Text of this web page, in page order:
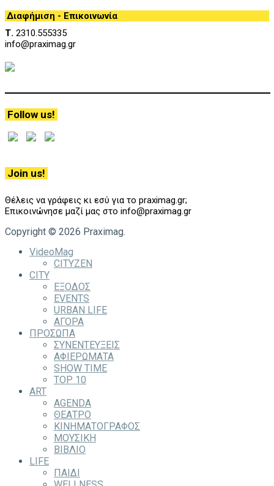
Διαφήμιση - Επικοινωνία
Τ. 2310.555335
info@praximag.gr
Follow us!
Join us!
Θέλεις να γράφεις κι εσύ για το praximag.gr;
Επικοινώνησε μαζί μας στο info@praximag.gr
Copyright © 2026 Praximag.
VideoMag
CITYZEN
CITY
ΕΞΟΔΟΣ
EVENTS
URBAN LIFE
ΑΓΟΡΑ
ΠΡΟΣΩΠΑ
ΣΥΝΕΝΤΕΥΞΕΙΣ
ΑΦΙΕΡΩΜΑΤΑ
SHOW TIME
TOP 10
ART
AGENDA
ΘΕΑΤΡΟ
ΚΙΝΗΜΑΤΟΓΡΑΦΟΣ
ΜΟΥΣΙΚΗ
ΒΙΒΛΙΟ
LIFE
ΠΑΙΔΙ